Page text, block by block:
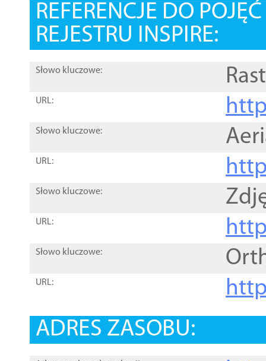
REFERENCJE DO
REJESTRU INSPIRE:
Słowo kluczowe:
URL:
Słowo kluczowe:
URL:
Słowo kluczowe:
URL:
Słowo kluczowe:
URL:
ADRES ZASOBU: